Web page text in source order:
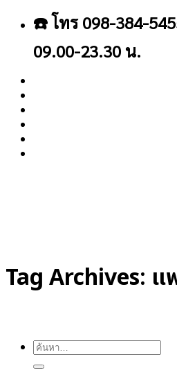
เนื้อหา
☎️ โทร 098-384-
09.00-23.30 น.
ค้นหา:
Tag Archives: แ